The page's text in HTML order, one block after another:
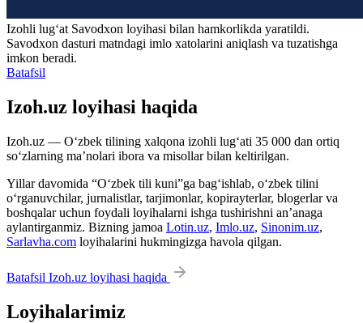
Izohli lugʻat Savodxon loyihasi bilan hamkorlikda yaratildi.
Savodxon dasturi matndagi imlo xatolarini aniqlash va tuzatishga
imkon beradi.
Batafsil
Izoh.uz loyihasi haqida
Izoh.uz — O‘zbek tilining xalqona izohli lug‘ati 35 000 dan ortiq
so‘zlarning ma’nolari ibora va misollar bilan keltirilgan.
Yillar davomida “O‘zbek tili kuni”ga bag‘ishlab, o‘zbek tilini
o‘rganuvchilar, jurnalistlar, tarjimonlar, kopirayterlar, blogerlar va
boshqalar uchun foydali loyihalarni ishga tushirishni an’anaga
aylantirganmiz. Bizning jamoa Lotin.uz, Imlo.uz, Sinonim.uz,
Sarlavha.com loyihalarini hukmingizga havola qilgan.
Batafsil Izoh.uz loyihasi haqida
Loyihalarimiz